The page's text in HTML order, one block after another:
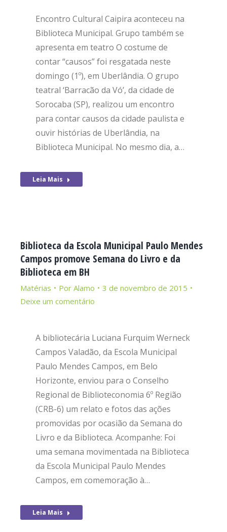
Encontro Cultural Caipira aconteceu na
Biblioteca Municipal. Grupo também se
apresenta em teatro O costume de
contar “causos” foi resgatada neste
domingo (1º), em Uberlândia. O grupo
teatral ‘Barracão da Vó’, da cidade de
Sorocaba (SP), realizou um encontro
para contar causos da cidade paulista e
ouvir histórias de Uberlândia, na
Biblioteca Municipal. No mesmo dia, a…
Leia Mais
Biblioteca da Escola Municipal Paulo Mendes
Campos promove Semana do Livro e da
Biblioteca em BH
Matérias Por Alamo
3 de novembro de 2015
Deixe um comentário
A bibliotecária Luciana Furquim Werneck
Campos Valadão, da Escola Municipal
Paulo Mendes Campos, em Belo
Horizonte, enviou para o Conselho
Regional de Biblioteconomia 6º Região
(CRB-6) um relato e fotos das ações
promovidas por ocasião da Semana do
Livro e da Biblioteca. Acompanhe: Foi
uma semana movimentada na Biblioteca
da Escola Municipal Paulo Mendes
Campos, em comemoração à…
Leia Mais